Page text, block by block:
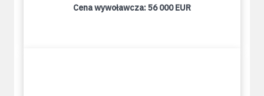
Cena wywoławcza:56 000 EUR